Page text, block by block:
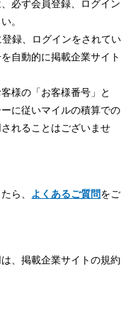
必ず会員登録、ログイン
。
録、ログインをされてい
自動的に掲載企業サイト
様の「お客様番号」と
に従いマイルの積算での
れることはございませ
ら、 よくあるご質問をご
、掲載企業サイトの規約